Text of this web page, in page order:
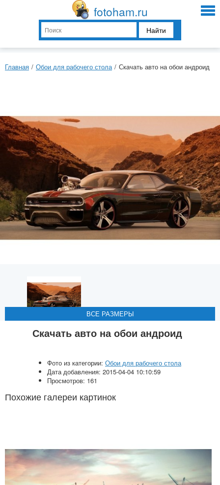
fotoham.ru
Найти
Главная / Обои для рабочего стола / Скачать авто на обои андроид
ВСЕ РАЗМЕРЫ
ВСЕ РАЗМЕРЫ
ВСЕ РАЗМЕРЫ
Скачать авто на обои андроид
Фото из категории: Обои для рабочего стола
Дата добавления: 2015-04-04 10:10:59
Просмотров: 161
Похожие галереи картинок